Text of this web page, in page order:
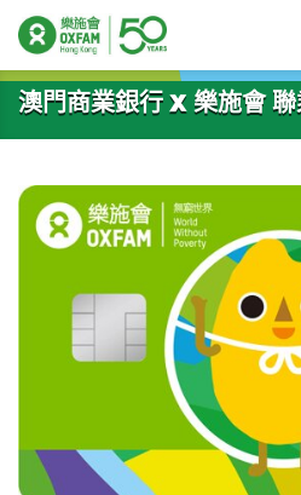
開始主要內容
澳門商業銀行 x 樂施會